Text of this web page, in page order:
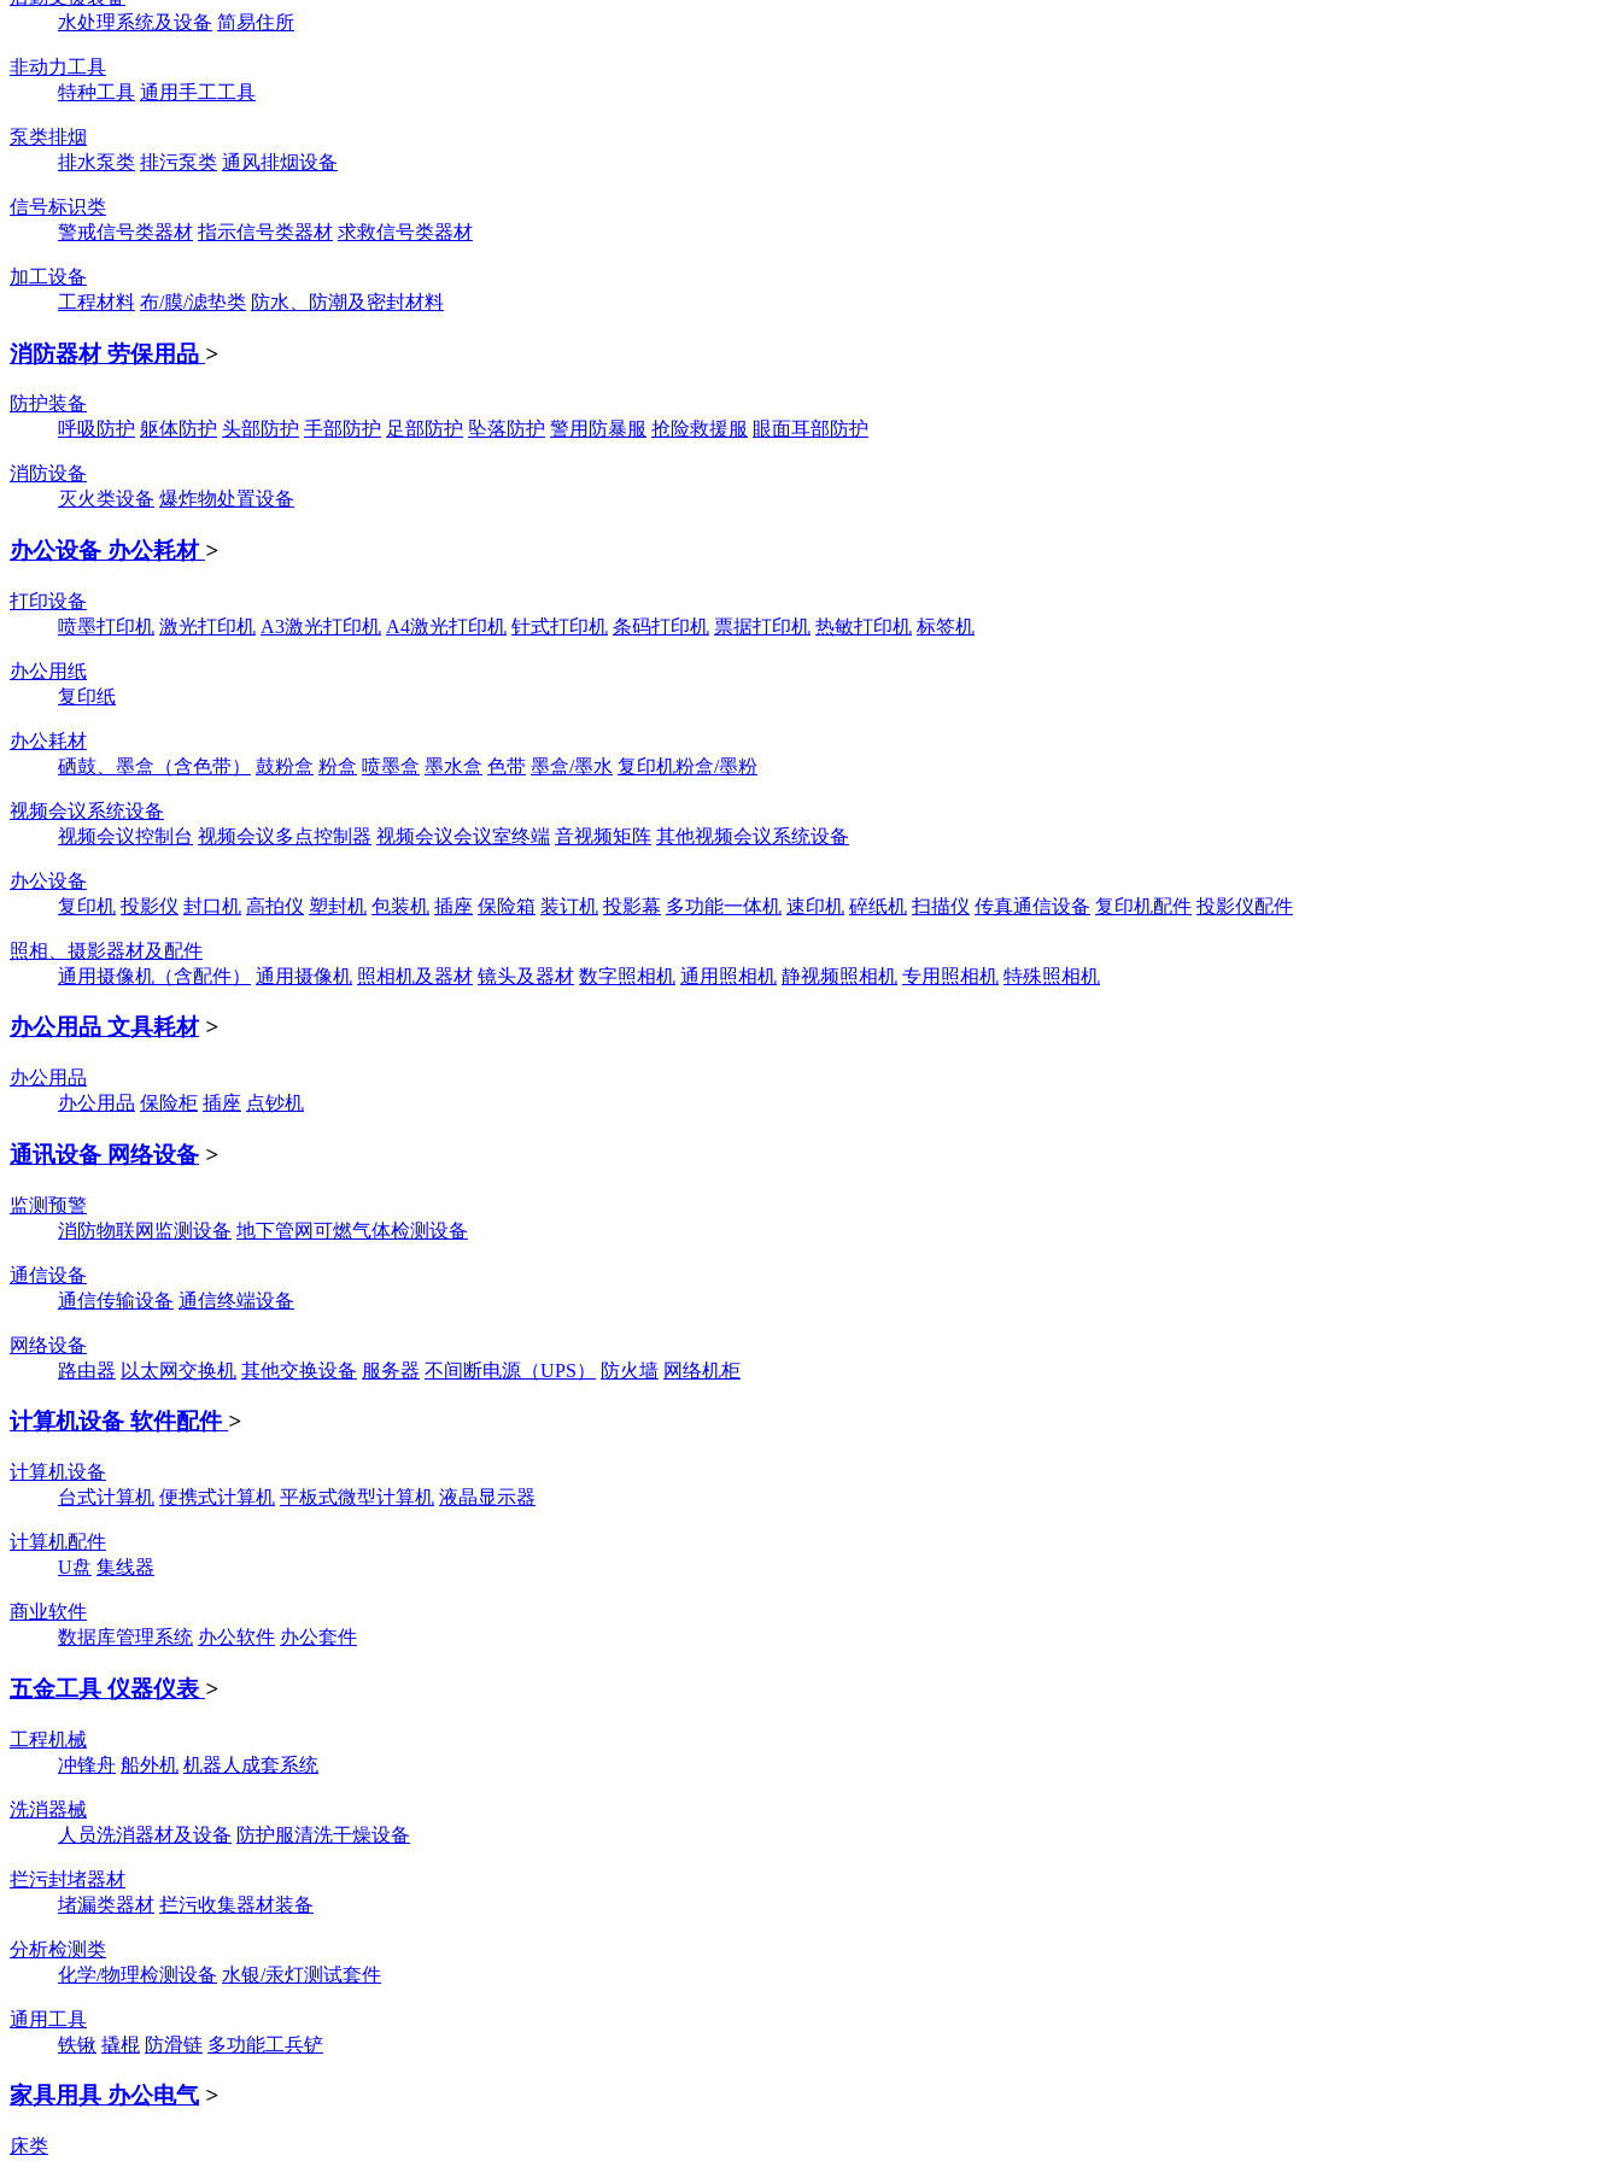
水处理系统及设备 简易住所
非动力工具
特种工具 通用手工工具
泵类排烟
排水泵类 排污泵类 通风排烟设备
信号标识类
警戒信号类器材 指示信号类器材 求救信号类器材
加工设备
工程材料 布/膜/滤垫类 防水、防潮及密封材料
消防器材 劳保用品 >
防护装备
呼吸防护 躯体防护 头部防护 手部防护 足部防护 坠落防护 警用防暴服 抢险救援服 眼面耳部防护
消防设备
灭火类设备 爆炸物处置设备
办公设备 办公耗材 >
打印设备
喷墨打印机 激光打印机 A3激光打印机 A4激光打印机 针式打印机 条码打印机 票据打印机 热敏打印机 标签机
办公用纸
复印纸
办公耗材
硒鼓、墨盒（含色带）
鼓粉盒 粉盒 喷墨盒 墨水盒 色带 墨盒/墨水 复印机粉盒/墨粉
视频会议系统设备
视频会议控制台 视频会议多点控制器 视频会议会议室终端 音视频矩阵 其他视频会议系统设备
办公设备
复印机 投影仪 封口机 高拍仪 塑封机 包装机 插座 保险箱 装订机 投影幕 多功能一体机 速印机 碎纸机 扫描仪 传真通信设备 复印机配件 投影仪配件
照相、摄影器材及配件
通用摄像机（含配件）
通用摄像机 照相机及器材 镜头及器材 数字照相机 通用照相机 静视频照相机 专用照相机 特殊照相机
办公用品 文具耗材 >
办公用品
办公用品 保险柜 插座 点钞机
通讯设备 网络设备 >
监测预警
消防物联网监测设备 地下管网可燃气体检测设备
通信设备
通信传输设备 通信终端设备
网络设备
路由器 以太网交换机 其他交换设备 服务器 不间断电源（UPS） 防火墙 网络机柜
计算机设备 软件配件 >
计算机设备
台式计算机 便携式计算机 平板式微型计算机 液晶显示器
计算机配件
U盘 集线器
商业软件
数据库管理系统 办公软件 办公套件
五金工具 仪器仪表 >
工程机械
冲锋舟 船外机 机器人成套系统
洗消器械
人员洗消器材及设备 防护服清洗干燥设备
拦污封堵器材
堵漏类器材 拦污收集器材装备
分析检测类
化学/物理检测设备 水银/汞灯测试套件
通用工具
铁锹 撬棍 防滑链 多功能工兵铲
家具用具 办公电气 >
床类